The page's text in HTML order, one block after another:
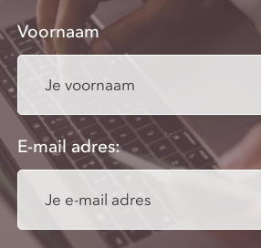
Voornaam
E-mail adres: